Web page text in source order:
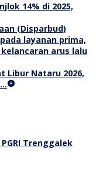
14% di 2025,
Libur Nataru 2026,